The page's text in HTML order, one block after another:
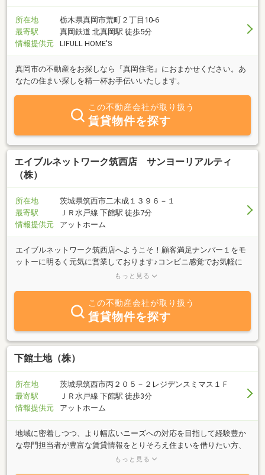
所在地
栃木県真岡市荒町２丁目10-6
最寄駅
真岡鉄道 北真岡駅 徒歩5分
情報提供元
LIFULL HOME'S
真岡市の不動産をお探しなら『真岡住宅』におまかせください。あ
なたの住まい探しを精一杯お手伝いいたします。
この不動産会社が取り扱う
賃貸物件を探す
エイブルネットワーク筑西店 サンヨーリアルティ
（株）
所在地
茨城県筑西市二木成１３９６－１
最寄駅
ＪＲ水戸線 下館駅 徒歩7分
情報提供元
アットホーム
エイブルネットワーク筑西店へようこそ！顧客満足ナンバー１をモ
ットーに明るく元気に営業しております♪コンビニ感覚でお気軽に
お立ち寄りください！筑西市・真岡市エリアはもちろんのことエイ
城県南に９店舗構えておりますので常磐線沿線のご相談もお気軽に
お聞きください☆よろしくお願いいたします！！
もっと見る
この不動産会社が取り扱う
賃貸物件を探す
下館土地（株）
所在地
茨城県筑西市丙２０５－２レジデンスミマス１Ｆ
最寄駅
ＪＲ水戸線 下館駅 徒歩3分
情報提供元
アットホーム
地域に密着しつつ、より幅広いニーズへの対応を目指して経験豊か
な専門担当者が豊富な賃貸情報をとりそろえ住まいを借りたい方、
貸したい方のお手伝いをさせていただきます。またオフィスやショ
もっと見る